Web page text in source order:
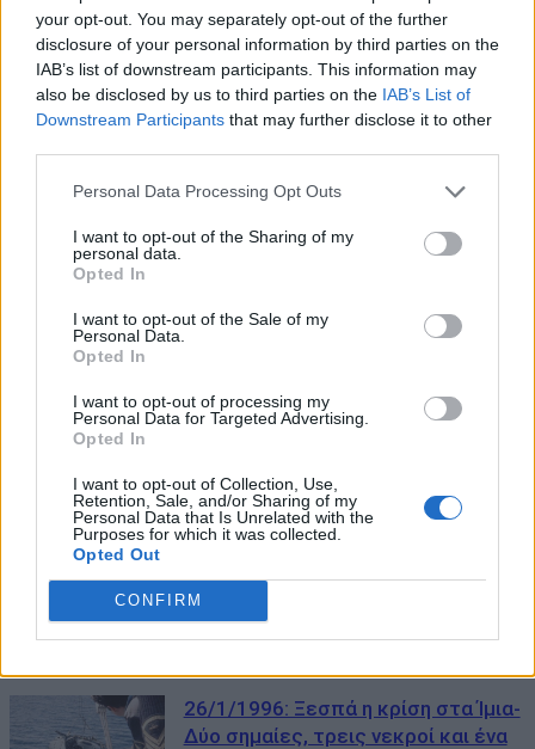
your opt-out. You may separately opt-out of the further
disclosure of your personal information by third parties on the
IAB’s list of downstream participants. This information may
also be disclosed by us to third parties on the IAB’s List of
Downstream Participants that may further disclose it to other
Personal Data Processing Opt Outs
I want to opt-out of the Sharing of my
personal data.
Opted In
I want to opt-out of the Sale of my
Personal Data.
Opted In
I want to opt-out of processing my
Personal Data for Targeted Advertising.
Opted In
I want to opt-out of Collection, Use,
Retention, Sale, and/or Sharing of my
Personal Data that Is Unrelated with the
Purposes for which it was collected.
Opted Out
CONFIRM
ΜΠΟΡΕΙ ΝΑ ΣΑΣ ΕΝΔΙΑΦΕΡΕΙ
Bloomberg: To comeback της
Επιστρέφει στις ανεπτυγμένες
αγορές
26/1/1996: Ξεσπά η κρίση στα Ίμια-
Δύο σημαίες, τρεις νεκροί και ένα